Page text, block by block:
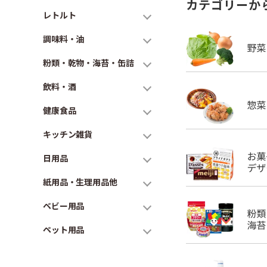
レトルト
調味料・油
粉類・乾物・海苔・缶詰
飲料・酒
健康食品
キッチン雑貨
日用品
紙用品・生理用品他
ベビー用品
ペット用品
カテゴリーか